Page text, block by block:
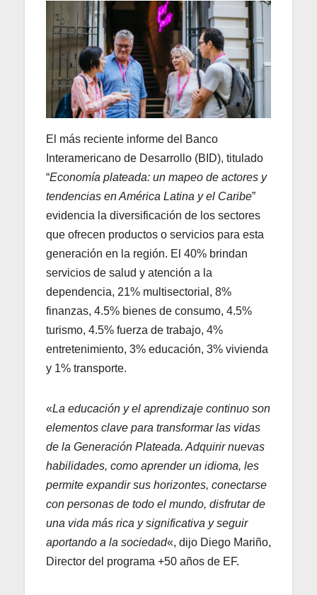
El más reciente informe del Banco
Interamericano de Desarrollo (BID), titulado
“Economía plateada: un mapeo de actores y
tendencias en América Latina y el Caribe”
evidencia la diversificación de los sectores
que ofrecen productos o servicios para esta
generación en la región. El 40% brindan
servicios de salud y atención a la
dependencia, 21% multisectorial, 8%
finanzas, 4.5% bienes de consumo, 4.5%
turismo, 4.5% fuerza de trabajo, 4%
entretenimiento, 3% educación, 3% vivienda
y 1% transporte.
«La educación y el aprendizaje continuo son
elementos clave para transformar las vidas
de la Generación Plateada. Adquirir nuevas
habilidades, como aprender un idioma, les
permite expandir sus horizontes, conectarse
con personas de todo el mundo, disfrutar de
una vida más rica y significativa y seguir
aportando a la sociedad«, dijo Diego Mariño,
Director del programa +50 años de EF.